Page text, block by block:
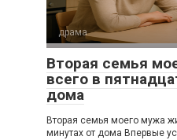
драма
Вторая семья
всего в
дома
Вторая семья моего мужа
минутах от дома Впервые